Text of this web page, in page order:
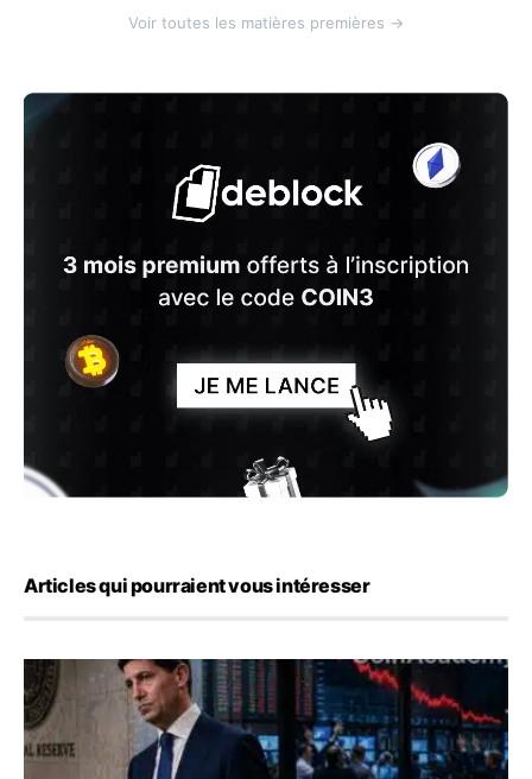
Voir toutes les matières premières →
Articles qui pourraient vous intéresser
Kevin Warsh maintient sa communication minimaliste